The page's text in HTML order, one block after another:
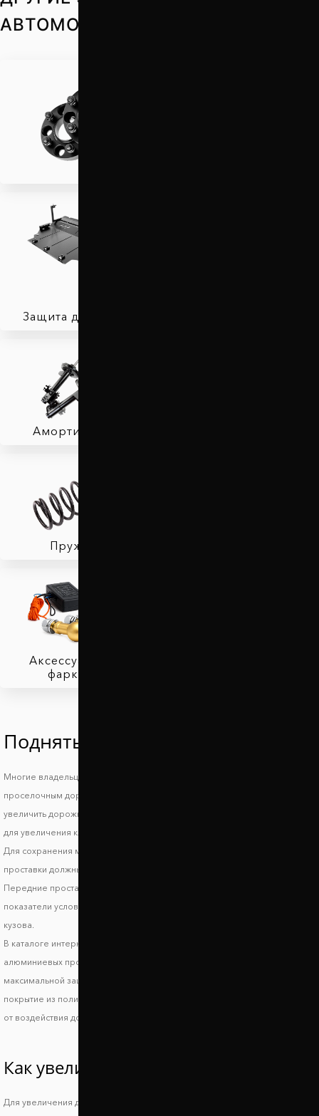
АВТОМОБИЛЬ
Защита двигателя
Амортизаторы
Пружины
Аксессуары для
фаркопов
Поднять Фиат Сиена
Многие владельцы автомобилей Fiat Siena знают, что такое езда по
проселочным дорогам и загородным трассам и поэтому стараются
увеличить дорожный просвет Фиат Сиена. При выборе автопроставок
для увеличения клиренса стоит обратить внимание на высоту проставок.
Для сохранения маневренности и устойчивости авто на дороге задние
проставки должны поднимать автомобиль не более, чем на 3-5 см.
Передние проставки лучше использовать высотой до 2 см. Эти
показатели условные и могут отличаться в зависимости от модификации
кузова.
В каталоге интернет магазина Автопроставка вы найдете комплекты
алюминиевых проставок на переднюю и заднюю ось Фиат Сиена. Для
максимальной защиты на проставки Фиат Сиена наносится специальное
покрытие из полимера. Оно защищает автопроставки в зимний период
от воздействия дорожной химии, а также от процессов коррозии.
Как увеличить клиренс Fiat Siena?
Для увеличения дорожного просвета и сохранения устойчивости